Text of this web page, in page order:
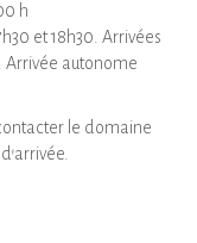
h
et 18h30. Arrivées
Arrivée autonome
le domaine